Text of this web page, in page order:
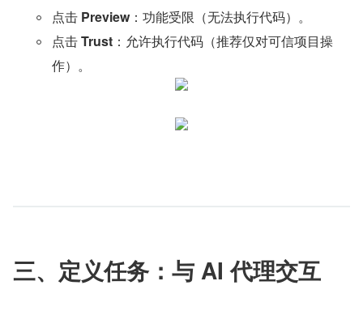
点击 Preview ：功能受限（无法执行代码）。
点击 Trust ：允许执行代码（推荐仅对可信项目操
作）。
三、定义任务：与 AI 代理交互